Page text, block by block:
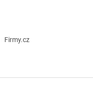
Firmy.cz